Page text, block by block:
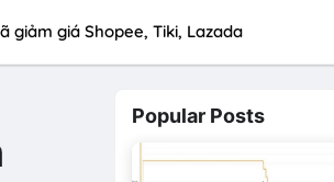
giảm giá Shopee, Tiki, Lazada
Popular Posts